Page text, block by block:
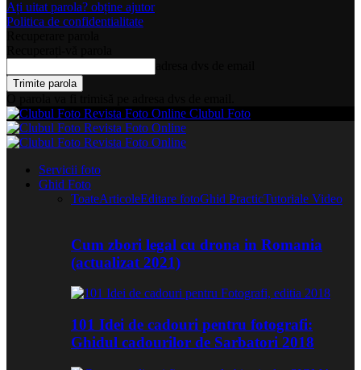
Ați uitat parola? obține ajutor
Politica de confidentialitate
Clubul Foto
Servicii foto
Ghid Foto
ToateArticoleEditare fotoGhid PracticTutoriale Video
Cum zbori legal cu drona in Romania
(actualizat 2021)
101 Idei de cadouri pentru fotografi:
Ghidul cadourilor de Sarbatori 2018